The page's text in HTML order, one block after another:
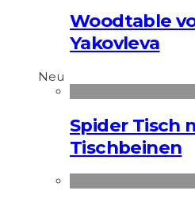
Woodtable
Yakovleva
Neu
Spider Tisch
Tischbeinen